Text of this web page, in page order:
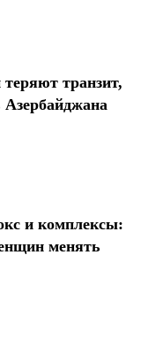
транзит,
Азербайджана
и комплексы:
менять